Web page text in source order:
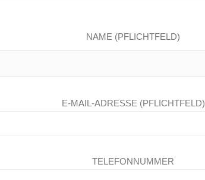
NAME (PFLICHTFELD)
E-MAIL-ADRESSE (PFLICHTFELD)
TELEFONNUMMER